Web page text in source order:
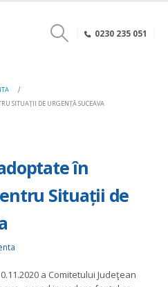
0230 235 051
SITUAȚII DE URGENȚĂ SUCEAVA
în
Situații de
a Comitetului Judeţean